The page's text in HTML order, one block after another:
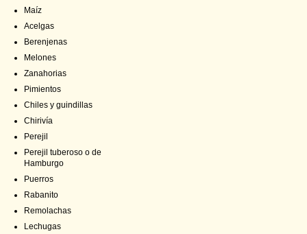
Maíz
Acelgas
Berenjenas
Melones
Zanahorias
Pimientos
Chiles y guindillas
Chirivía
Perejil
Perejil tuberoso o de
Hamburgo
Puerros
Rabanito
Remolachas
Lechugas